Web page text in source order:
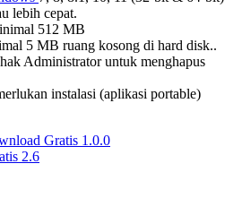
lebih cepat.
512 MB
5 MB ruang kosong di hard disk..
Administrator untuk menghapus
instalasi (aplikasi portable)
Gratis 1.0.0
2.6